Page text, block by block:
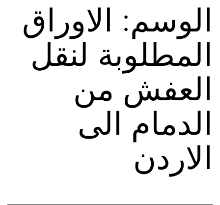
الوسم: الاوراق
المطلوبة لنقل
العفش من
الدمام الى
الاردن